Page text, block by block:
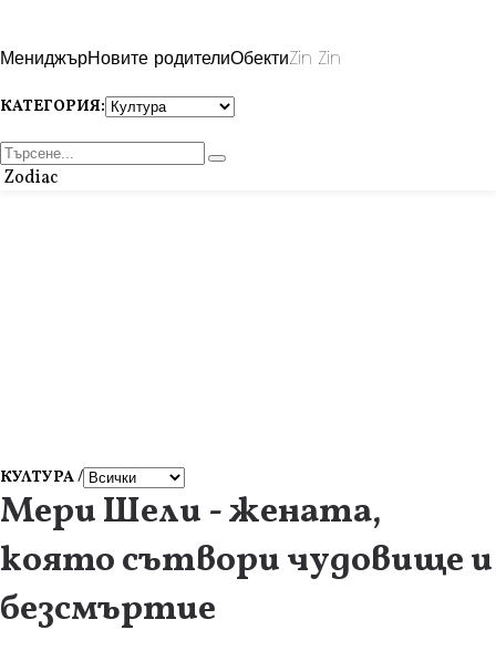
МениджърНовите родителиОбектиZin Zin
КАТЕГОРИЯ:
Zodiac
КУЛТУРА /
Мери Шели - жената,
която сътвори чудовище и
безсмъртие